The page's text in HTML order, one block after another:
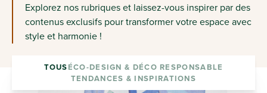
Explorez nos rubriques et laissez-vous inspirer par des
contenus exclusifs pour transformer votre espace avec
style et harmonie !
TOUSÉCO-DESIGN & DÉCO RESPONSABLE
TENDANCES & INSPIRATIONS